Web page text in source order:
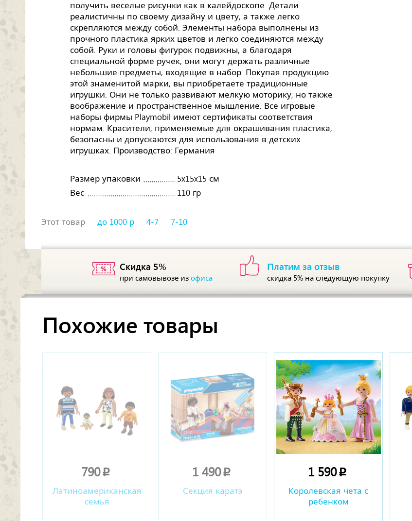
получить веселые рисунки как в калейдоскопе. Детали
реалистичны по своему дизайну и цвету, а также легко
скрепляются между собой. Элементы набора выполнены из
прочного пластика ярких цветов и легко соединяются между
собой. Руки и головы фигурок подвижны, а благодаря
специальной форме ручек, они могут держать различные
небольшие предметы, входящие в набор. Покупая продукцию
этой знаменитой марки, вы приобретаете традиционные
игрушки. Они не только развивают мелкую моторику, но также
воображение и пространственное мышление. Все игровые
наборы фирмы Playmobil имеют сертификаты соответствия
нормам. Красители, применяемые для окрашивания пластика,
безопасны и допускаются для использования в детских
игрушках. Производство: Германия
Размер упаковки
5x15x15 см
Вес
110 гр
Этот товар до 1000 р 4-7 7-10
Скидка 5%
при самовывозе изофиса
Платим за отзыв
скидка 5% на следующую покупку
Похожие товары
790p
Латиноамериканская
семья
1 490p
Секция каратэ
1 590p
Королевская чета с
ребенком